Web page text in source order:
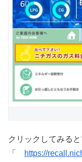
クリックしてみる
「
https://